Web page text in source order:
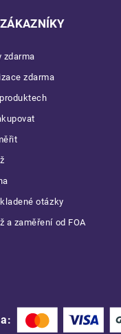
zdarma
zdarma
otázky
a zaměření od FOA